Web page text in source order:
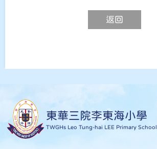
返回
東華三院李東海小學
TWGHs Leo Tung-hai LEE Primary School